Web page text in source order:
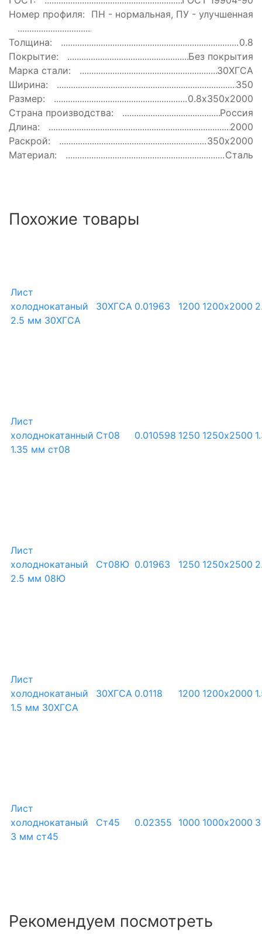
Номер профиля:
ПН - нормальная, ПУ - улучшенная
Толщина:
0.8
Покрытие:
Без покрытия
Марка стали:
30ХГСА
Ширина:
350
Размер:
0.8х350х2000
Страна производства:
Россия
Длина:
2000
Раскрой:
350х2000
Материал:
Сталь
Похожие товары
Лист
холоднокатаный
2.5 мм 30ХГСА
30ХГСА 0.01963 1200 1200х2000
Лист
холоднокатанный
1.35 мм ст08
Ст08 0.010598 1250 1250х2500
Лист
холоднокатаный
2.5 мм 08Ю
Ст08Ю 0.01963 1250 1250х2500
Лист
холоднокатаный
1.5 мм 30ХГСА
30ХГСА 0.0118 1200 1200х2000
Лист
холоднокатаный
3 мм ст45
Ст45 0.02355 1000 1000х2000 3
Рекомендуем посмотреть